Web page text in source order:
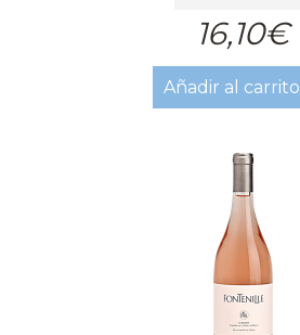
16,10€
Añadir al carrito